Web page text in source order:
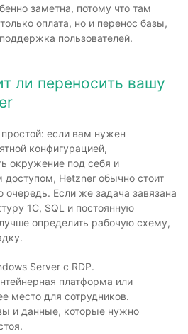
заметна, потому что там
оплата, но и перенос базы,
пользователей.
ли переносить вашу
если вам нужен
конфигурацией,
окружение под себя и
Hetzner обычно стоит
очередь. Если же задача завязана
1С, SQL и постоянную
определить рабочую схему,
Server с RDP.
платформа или
место для сотрудников.
и данные, которые нужно